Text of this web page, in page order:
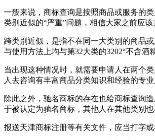
一般来说，商标查询是按照商品或服务的
类别近似的“严重”问题，相信大家之前应该
跨类别近似，是指不在同一大类别的商品
与使用方法上均与第32大类的3202“不含酒
当出现这种情况时，就需要申请人在两个
人去咨询有丰富商品分类知识和经验的专
除此之外，驰名商标的存在也给商标查询
于被认定为驰名商标，其他人在其他类别
报送天津商标注册等有关文件，应当打字或